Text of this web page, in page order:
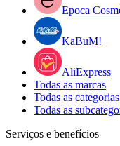
Epoca
KaBuM!
AliExpress
Todas as marcas
Todas as categorias
Todas as
Serviços e benefícios